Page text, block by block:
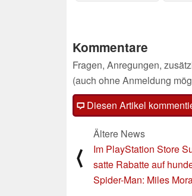
Kommentare
Fragen, Anregungen,
(auch ohne Anmeldung
Diesen Artikel
⟨
Ältere News
Im PlayStation Store
satte Rabatte auf
Spider-Man: Miles